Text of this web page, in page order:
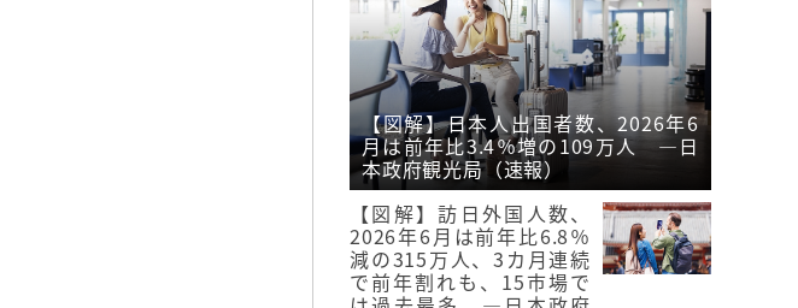
【図解】日本人出国者数、2026年6
月は前年比3.4％増の109万人 ―日
本政府観光局（速報）
【図解】訪日外国人数、
2026年6月は前年比6.8％
減の315万人、3カ月連続
で前年割れも、15市場で